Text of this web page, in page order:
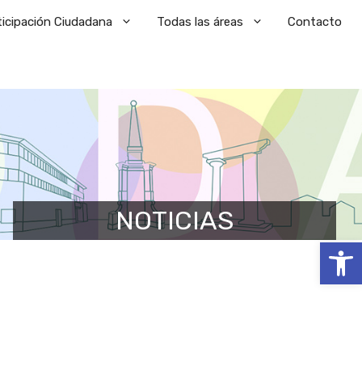
Abrir
Ciudadana Todas las áreas Contacto
NOTICIAS